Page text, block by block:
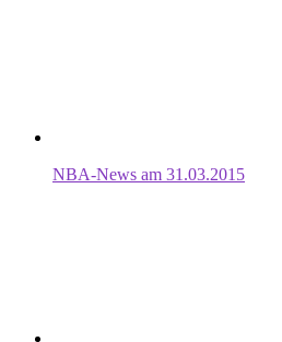
NBA-News am 31.03.2015